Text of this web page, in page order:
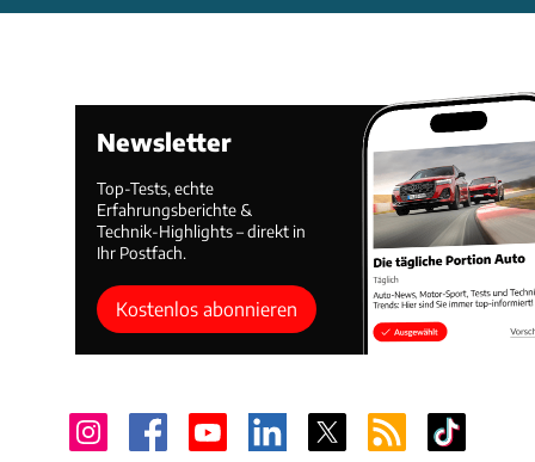
Newsletter
Top-Tests, echte
Erfahrungsberichte &
Technik-Highlights – direkt in
Ihr Postfach.
Kostenlos abonnieren